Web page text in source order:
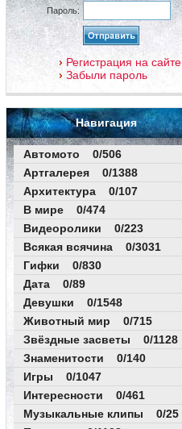
Пароль:
Регистрация на сайте
Забыли пароль
Навигация
Автомото 0/506
Артгалерея 0/1388
Архитектура 0/107
В мире 0/474
Видеоролики 0/223
Всякая всячина 0/3031
Гифки 0/830
Дата 0/89
Девушки 0/1548
Животный мир 0/715
Звёздные засветы 0/1128
Знаменитости 0/140
Игры 0/1047
Интересности 0/461
Музыкальные клипы 0/25